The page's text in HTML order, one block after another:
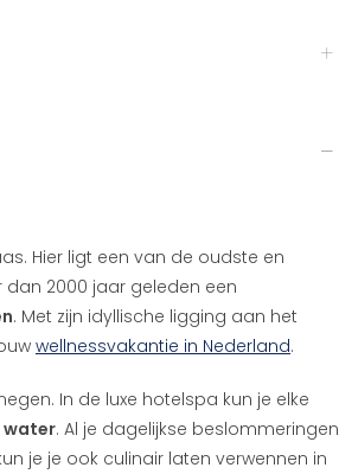
Hier ligt een van de oudste en
2000 jaar geleden een
. Met zijn idyllische ligging aan het
wellnessvakantie in Nederland.
In de luxe hotelspa kun je elke
water. Al je dagelijkse beslommeringen
je je ook culinair laten verwennen in